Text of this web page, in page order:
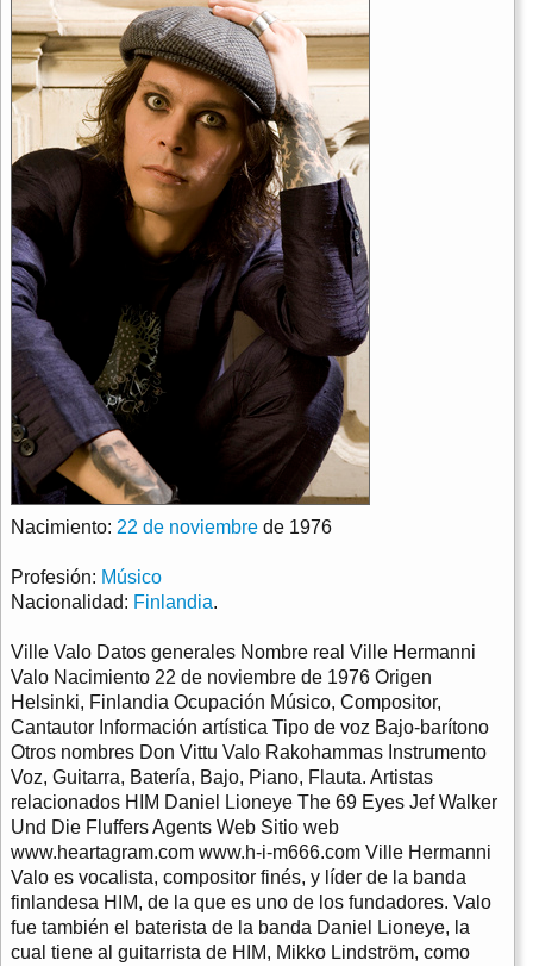
Nacimiento: 22 de noviembre de 1976
Profesión: Músico
Nacionalidad: Finlandia.
Ville Valo Datos generales Nombre real Ville Hermanni
Valo Nacimiento 22 de noviembre de 1976 Origen
Helsinki, Finlandia Ocupación Músico, Compositor,
Cantautor Información artística Tipo de voz Bajo-barítono
Otros nombres Don Vittu Valo Rakohammas Instrumento
Voz, Guitarra, Batería, Bajo, Piano, Flauta. Artistas
relacionados HIM Daniel Lioneye The 69 Eyes Jef Walker
Und Die Fluffers Agents Web Sitio web
www.heartagram.com www.h-i-m666.com Ville Hermanni
Valo es vocalista, compositor finés, y líder de la banda
finlandesa HIM, de la que es uno de los fundadores. Valo
fue también el baterista de la banda Daniel Lioneye, la
cual tiene al guitarrista de HIM, Mikko Lindström, como